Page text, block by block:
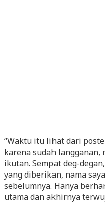
“Waktu itu lihat dari
karena sudah langganan,
ikutan. Sempat deg-
yang diberikan, nama
sebelumnya. Hanya
utama dan akhirnya